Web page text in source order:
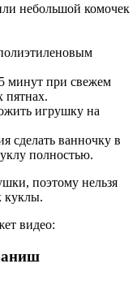
небольшой комочек
минут при свежем
пятнах.
игрушку на
сделать ванночку в
полностью.
поэтому нельзя
куклы.
видео: